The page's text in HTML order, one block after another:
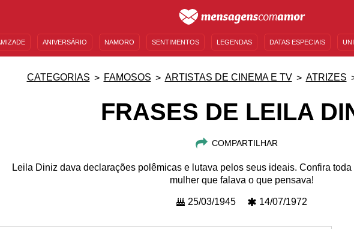
ANIVERSÁRIO NAMORO SENTIMENTOS LEGENDAS DATAS ESPECIAIS
CATEGORIAS FAMOSOS ARTISTAS DE CINEMA E TV ATRIZES
FRASES DE LEILA
COMPARTILHAR
Leila Diniz dava declarações polêmicas e lutava pelos seus ideais. Confira
mulher que falava o que pensava!
25/03/1945 14/07/1972